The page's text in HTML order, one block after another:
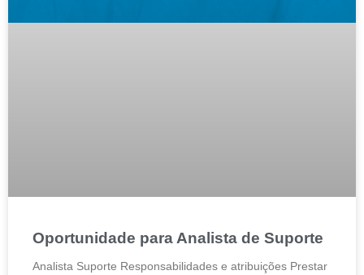
Oportunidade para Analista de Suporte
Analista Suporte Responsabilidades e atribuições Prestar